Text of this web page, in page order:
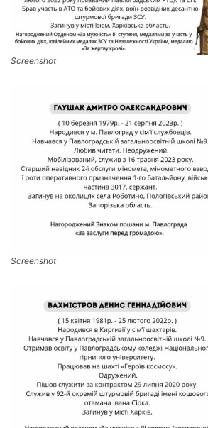
Screenshot
Screenshot